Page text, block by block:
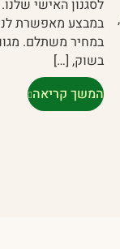
לסגנון האישי
במבצע מאפשרת לנו
במחיר משתלם.
בשוק, […]
המשך קריאה